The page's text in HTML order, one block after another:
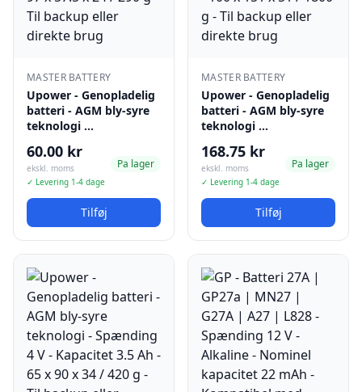
MASTER BATTERY
Upower - Genopladelig
batteri - AGM bly-syre
teknologi …
60.00 kr
ekskl. moms
✓ Levering 1-4 dage
Pa lager
Tilføj
MASTER BATTERY
Upower - Genopladelig
batteri - AGM bly-syre
teknologi …
168.75 kr
ekskl. moms
✓ Levering 1-4 dage
Pa lager
Tilføj